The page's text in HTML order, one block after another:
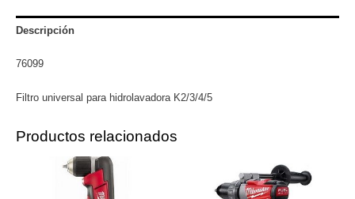
Descripción
76099
Filtro universal para hidrolavadora K2/3/4/5
Productos relacionados